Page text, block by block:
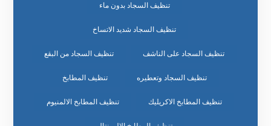
تنظيف السجاد بدون ماء
تنظيف السجاد شديد الاتساخ
تنظيف السجاد على الناشف تنظيف السجاد من البقع
تنظيف السجاد وتعطيره تنظيف المطابخ
تنظيف المطابخ الاكريليك تنظيف المطابخ الالمنيوم